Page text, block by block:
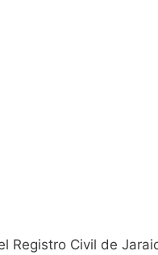
Registro Civil de